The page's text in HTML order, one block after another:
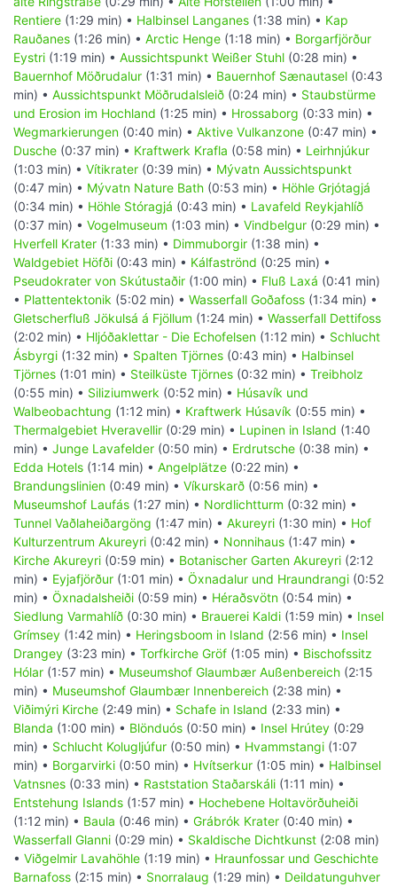
Rentiere (1:29 min) • Halbinsel Langanes (1:38 min) • Kap
Rauðanes (1:26 min) • Arctic Henge (1:18 min) • Borgarfjörður
Eystri (1:19 min) • Aussichtspunkt Weißer Stuhl (0:28 min) •
Bauernhof Möðrudalur (1:31 min) • Bauernhof Sænautasel (0:43
min) • Aussichtspunkt Möðrudalsleið (0:24 min) • Staubstürme
und Erosion im Hochland (1:25 min) • Hrossaborg (0:33 min) •
Wegmarkierungen (0:40 min) • Aktive Vulkanzone (0:47 min) •
Dusche (0:37 min) • Kraftwerk Krafla (0:58 min) • Leirhnjúkur
(1:03 min) • Vítikrater (0:39 min) • Mývatn Aussichtspunkt
(0:47 min) • Mývatn Nature Bath (0:53 min) • Höhle Grjótagjá
(0:34 min) • Höhle Stóragjá (0:43 min) • Lavafeld Reykjahlíð
(0:37 min) • Vogelmuseum (1:03 min) • Vindbelgur (0:29 min) •
Hverfell Krater (1:33 min) • Dimmuborgir (1:38 min) •
Waldgebiet Höfði (0:43 min) • Kálfaströnd (0:25 min) •
Pseudokrater von Skútustaðir (1:00 min) • Fluß Laxá (0:41 min)
• Plattentektonik (5:02 min) • Wasserfall Goðafoss (1:34 min) •
Gletscherfluß Jökulsá á Fjöllum (1:24 min) • Wasserfall Dettifoss
(2:02 min) • Hljóðaklettar - Die Echofelsen (1:12 min) • Schlucht
Ásbyrgi (1:32 min) • Spalten Tjörnes (0:43 min) • Halbinsel
Tjörnes (1:01 min) • Steilküste Tjörnes (0:32 min) • Treibholz
(0:55 min) • Siliziumwerk (0:52 min) • Húsavík und
Walbeobachtung (1:12 min) • Kraftwerk Húsavík (0:55 min) •
Thermalgebiet Hveravellir (0:29 min) • Lupinen in Island (1:40
min) • Junge Lavafelder (0:50 min) • Erdrutsche (0:38 min) •
Edda Hotels (1:14 min) • Angelplätze (0:22 min) •
Brandungslinien (0:49 min) • Víkurskarð (0:56 min) •
Museumshof Laufás (1:27 min) • Nordlichtturm (0:32 min) •
Tunnel Vaðlaheiðargöng (1:47 min) • Akureyri (1:30 min) • Hof
Kulturzentrum Akureyri (0:42 min) • Nonnihaus (1:47 min) •
Kirche Akureyri (0:59 min) • Botanischer Garten Akureyri (2:12
min) • Eyjafjörður (1:01 min) • Öxnadalur und Hraundrangi (0:52
min) • Öxnadalsheiði (0:59 min) • Héraðsvötn (0:54 min) •
Siedlung Varmahlíð (0:30 min) • Brauerei Kaldi (1:59 min) • Insel
Grímsey (1:42 min) • Heringsboom in Island (2:56 min) • Insel
Drangey (3:23 min) • Torfkirche Gröf (1:05 min) • Bischofssitz
Hólar (1:57 min) • Museumshof Glaumbær Außenbereich (2:15
min) • Museumshof Glaumbær Innenbereich (2:38 min) •
Viðimýri Kirche (2:49 min) • Schafe in Island (2:33 min) •
Blanda (1:00 min) • Blönduós (0:50 min) • Insel Hrútey (0:29
min) • Schlucht Kolugljúfur (0:50 min) • Hvammstangi (1:07
min) • Borgarvirki (0:50 min) • Hvítserkur (1:05 min) • Halbinsel
Vatnsnes (0:33 min) • Raststation Staðarskáli (1:11 min) •
Entstehung Islands (1:57 min) • Hochebene Holtavörðuheiði
(1:12 min) • Baula (0:46 min) • Grábrók Krater (0:40 min) •
Wasserfall Glanni (0:29 min) • Skaldische Dichtkunst (2:08 min)
• Viðgelmir Lavahöhle (1:19 min) • Hraunfossar und Geschichte
Barnafoss (2:15 min) • Snorralaug (1:29 min) • Deildatunguhver